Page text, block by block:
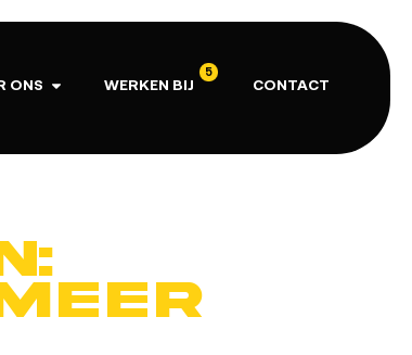
ONS WERKEN BIJ
5
CONTACT